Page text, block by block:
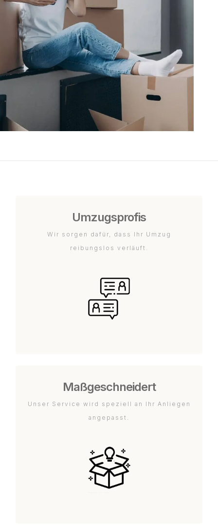
Umzugsprofis
Wir sorgen dafür, dass Ihr Umzug
reibungslos verläuft.
Maßgeschneidert
Unser Service wird speziell an Ihr Anliegen
angepasst.